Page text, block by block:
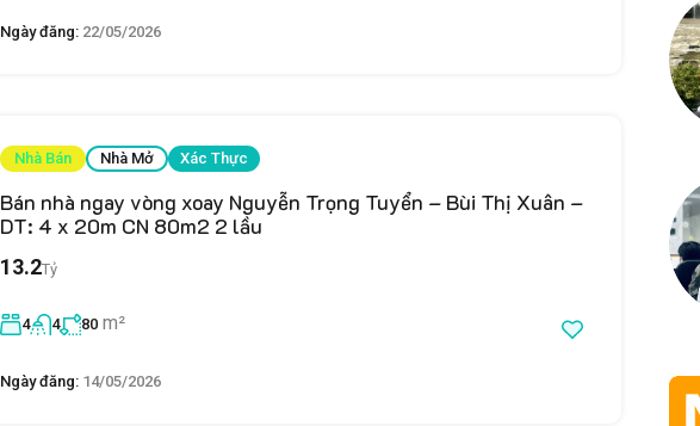
Ngày đăng: 22/05/2026
Nhà Bán Nhà Mở Xác Thực
Bán nhà ngay vòng xoay Nguyễn Trọng Tuyển – Bùi Thị Xuân –
DT: 4 x 20m CN 80m2 2 lầu
13.2Tỷ
4 4 80 m²
Ngày đăng: 14/05/2026